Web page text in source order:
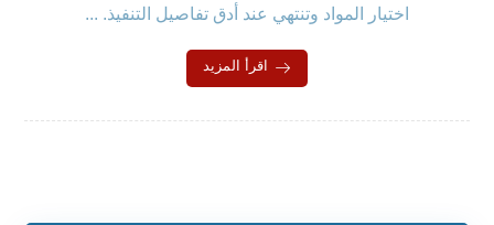
اختيار المواد وتنتهي عند أدق تفاصيل التنفيذ. ...
اقرأ المزيد